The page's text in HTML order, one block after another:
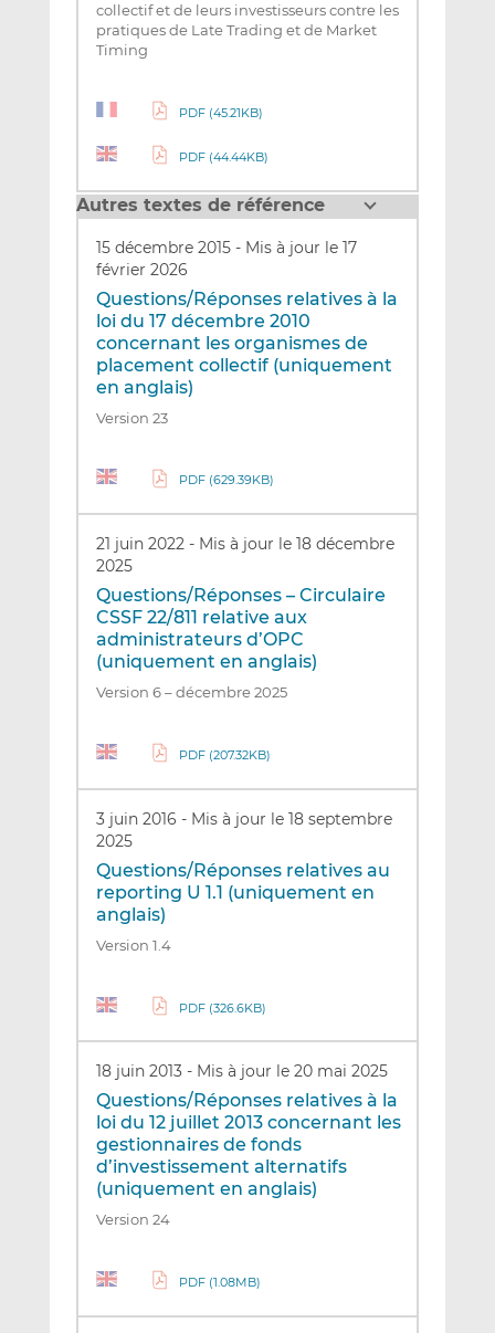
collectif et de leurs investisseurs contre les
pratiques de Late Trading et de Market
Timing
PDF (45.21KB)
PDF (44.44KB)
Autres textes de référence
15 décembre 2015 - Mis à jour le 17
février 2026
Questions/Réponses relatives à la
loi du 17 décembre 2010
concernant les organismes de
placement collectif (uniquement
en anglais)
Version 23
PDF (629.39KB)
21 juin 2022 - Mis à jour le 18 décembre
2025
Questions/Réponses – Circulaire
CSSF 22/811 relative aux
administrateurs d’OPC
(uniquement en anglais)
Version 6 – décembre 2025
PDF (207.32KB)
3 juin 2016 - Mis à jour le 18 septembre
2025
Questions/Réponses relatives au
reporting U 1.1 (uniquement en
anglais)
Version 1.4
PDF (326.6KB)
18 juin 2013 - Mis à jour le 20 mai 2025
Questions/Réponses relatives à la
loi du 12 juillet 2013 concernant les
gestionnaires de fonds
d’investissement alternatifs
(uniquement en anglais)
Version 24
PDF (1.08MB)